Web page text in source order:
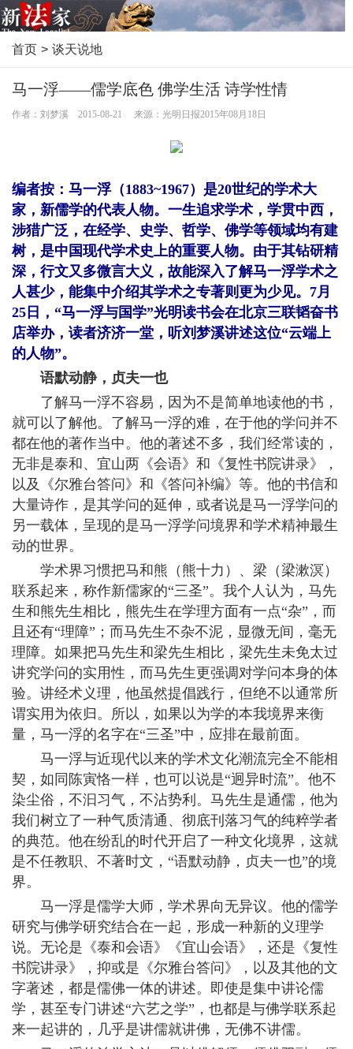
首页 > 谈天说地
马一浮——儒学底色 佛学生活 诗学性情
作者：刘梦溪 2015-08-21 来源：光明日报2015年08月18日
编者按：马一浮（1883~1967）是20世纪的学术大
家，新儒学的代表人物。一生追求学术，学贯中西，
涉猎广泛，在经学、史学、哲学、佛学等领域均有建
树，是中国现代学术史上的重要人物。由于其钻研精
深，行文又多微言大义，故能深入了解马一浮学术之
人甚少，能集中介绍其学术之专著则更为少见。7月
25日，“马一浮与国学”光明读书会在北京三联韬奋书
店举办，读者济济一堂，听刘梦溪讲述这位“云端上
的人物”。
语默动静，贞夫一也
了解马一浮不容易，因为不是简单地读他的书，
就可以了解他。了解马一浮的难，在于他的学问并不
都在他的著作当中。他的著述不多，我们经常读的，
无非是泰和、宜山两《会语》和《复性书院讲录》，
以及《尔雅台答问》和《答问补编》等。他的书信和
大量诗作，是其学问的延伸，或者说是马一浮学问的
另一载体，呈现的是马一浮学问境界和学术精神最生
动的世界。
学术界习惯把马和熊（熊十力）、梁（梁漱溟）
联系起来，称作新儒家的“三圣”。我个人认为，马先
生和熊先生相比，熊先生在学理方面有一点“杂”，而
且还有“理障”；而马先生不杂不泥，显微无间，毫无
理障。如果把马先生和梁先生相比，梁先生未免太过
讲究学问的实用性，而马先生更强调对学问本身的体
验。讲经术义理，他虽然提倡践行，但绝不以通常所
谓实用为依归。所以，如果以为学的本我境界来衡
量，马一浮的名字在“三圣”中，应排在最前面。
马一浮与近现代以来的学术文化潮流完全不能相
契，如同陈寅恪一样，也可以说是“迥异时流”。他不
染尘俗，不汩习气，不沾势利。马先生是通儒，他为
我们树立了一种气质清通、彻底刊落习气的纯粹学者
的典范。他在纷乱的时代开启了一种文化境界，这就
是不任教职、不著时文，“语默动静，贞夫一也”的境
界。
马一浮是儒学大师，学术界向无异议。他的儒学
研究与佛学研究结合在一起，形成一种新的义理学
说。无论是《泰和会语》《宜山会语》，还是《复性
书院讲录》，抑或是《尔雅台答问》，以及其他的文
字著述，都是儒佛一体的讲述。即使是集中讲论儒
学，甚至专门讲述“六艺之学”，也都是与佛学联系起
来一起讲的，几乎是讲儒就讲佛，无佛不讲儒。